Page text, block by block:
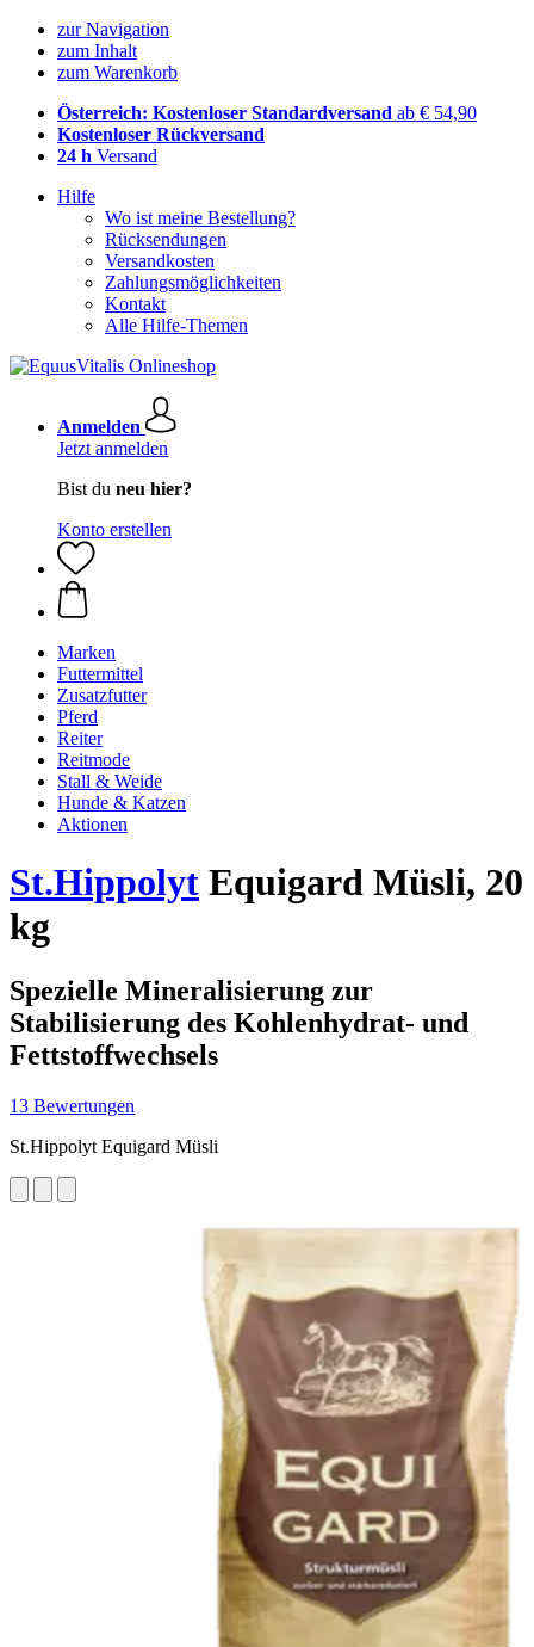
zur Navigation
zum Inhalt
zum Warenkorb
Österreich: Kostenloser Standardversand ab € 54,90
Kostenloser Rückversand
24 h Versand
Hilfe
Wo ist meine Bestellung?
Rücksendungen
Versandkosten
Zahlungsmöglichkeiten
Kontakt
Alle Hilfe-Themen
Anmelden
Jetzt anmelden
Bist du neu hier?
Konto erstellen
Marken
Futtermittel
Zusatzfutter
Pferd
Reiter
Reitmode
Stall & Weide
Hunde & Katzen
Aktionen
St.Hippolyt Equigard Müsli, 20
kg
Spezielle Mineralisierung zur
Stabilisierung des Kohlenhydrat- und
Fettstoffwechsels
13 Bewertungen
St.Hippolyt Equigard Müsli